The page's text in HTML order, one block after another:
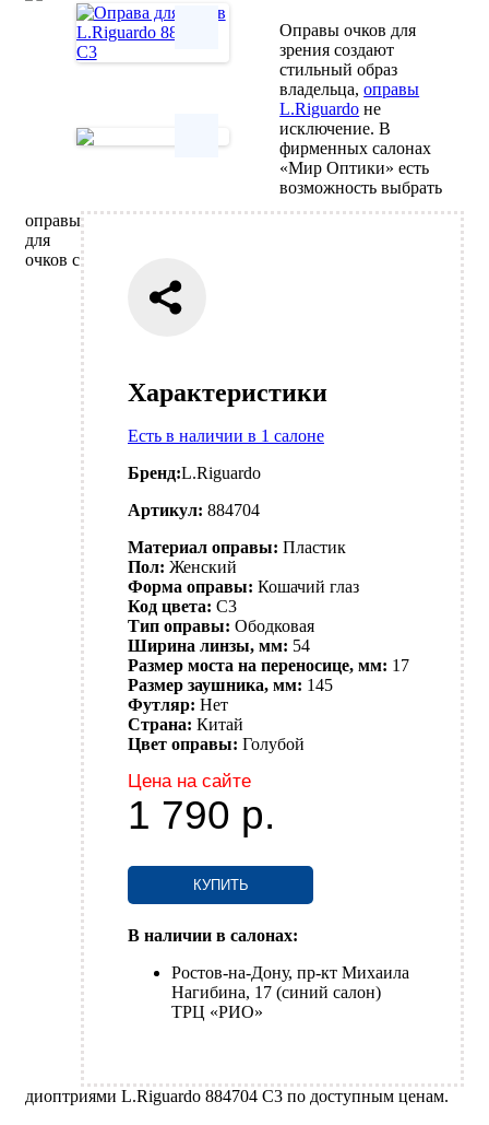
Характеристики
Есть в наличии в 1 салоне
Бренд:L.Riguardo
Артикул: 884704
Материал оправы: Пластик
Пол: Женский
Форма оправы: Кошачий глаз
Код цвета: C3
Тип оправы: Ободковая
Ширина линзы, мм: 54
Размер моста на переносице, мм: 17
Размер заушника, мм: 145
Футляр: Нет
Страна: Китай
Цвет оправы: Голубой
Цена на сайте
1 790 р.
КУПИТЬ
В наличии в салонах:
Ростов-на-Дону, пр-кт Михаила
Нагибина, 17 (синий салон)
ТРЦ «РИО»
Оправы очков для
зрения создают
стильный образ
владельца,оправы
L.Riguardo не
исключение. В
фирменных салонах
«Мир Оптики» есть
возможность выбрать
оправы
для
очков с
диоптриями L.Riguardo 884704 C3 по доступным ценам.